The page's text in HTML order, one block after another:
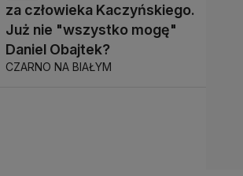
za człowieka Kaczyńskiego.
Już nie "wszystko mogę"
Daniel Obajtek?
CZARNO NA BIAŁYM